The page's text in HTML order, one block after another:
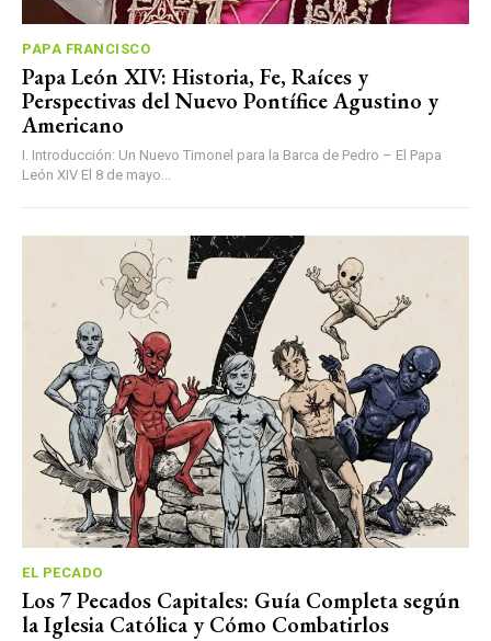
PAPA FRANCISCO
Papa León XIV: Historia, Fe, Raíces y
Perspectivas del Nuevo Pontífice Agustino y
Americano
I. Introducción: Un Nuevo Timonel para la Barca de Pedro – El Papa
León XIV El 8 de mayo...
EL PECADO
Los 7 Pecados Capitales: Guía Completa según
la Iglesia Católica y Cómo Combatirlos